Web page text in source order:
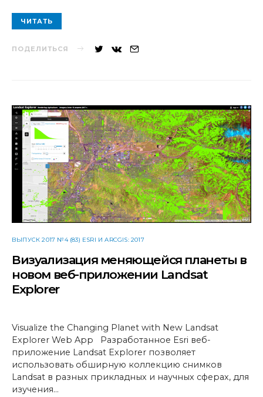
ЧИТАТЬ
ПОДЕЛИТЬСЯ
ВЫПУСК 2017 №4 (83) ESRI И ARCGIS: 2017
Визуализация меняющейся планеты в
новом веб-приложении Landsat
Explorer
Visualize the Changing Planet with New Landsat
Explorer Web App Разработанное Esri веб-
приложение Landsat Explorer позволяет
использовать обширную коллекцию снимков
Landsat в разных прикладных и научных сферах, для
изучения…